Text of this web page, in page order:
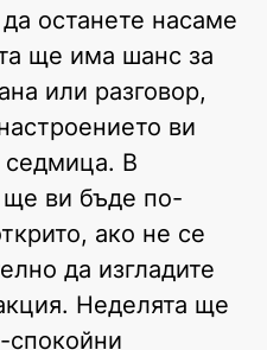
останете насаме
ще има шанс за
или разговор,
ви
седмица. В
ви бъде по-
ако не се
да изгладите
Неделята ще
спокойни